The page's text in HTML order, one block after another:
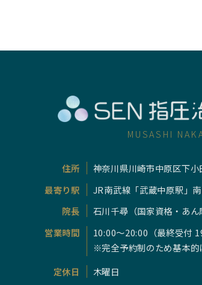
MUSASHI
住所 神奈川県川崎市中原区下
最寄り駅
JR南武線「武蔵中原駅」
院長
石川千尋 （国家資格・あ
営業時間
10:00～20:00（最終受付
※完全予約制のため基本
定休日
木曜日